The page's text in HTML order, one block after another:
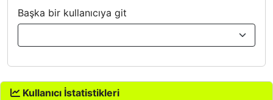
Başka bir kullanıcıya git
Kullanıcı İstatistikleri